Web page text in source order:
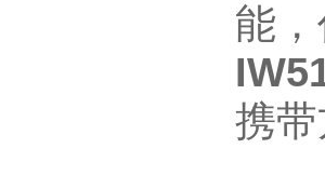
能
IW5
携